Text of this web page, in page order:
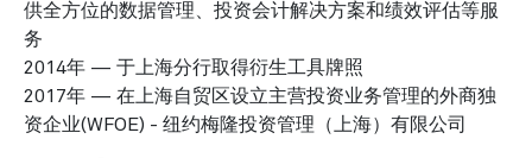
供全方位的数据管理、投资会计解决方案和绩效评估等服
务
2014年 — 于上海分行取得衍生工具牌照
2017年 — 在上海自贸区设立主营投资业务管理的外商独
资企业(WFOE) - 纽约梅隆投资管理（上海）有限公司